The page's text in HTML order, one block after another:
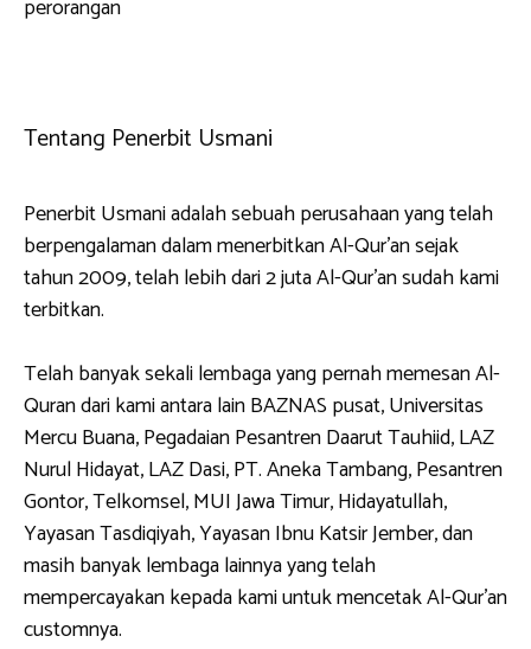
perorangan
Tentang Penerbit Usmani
Penerbit Usmani adalah sebuah perusahaan yang telah
berpengalaman dalam menerbitkan Al-Qur’an sejak
tahun 2009, telah lebih dari 2 juta Al-Qur’an sudah kami
terbitkan.
Telah banyak sekali lembaga yang pernah memesan Al-
Quran dari kami antara lain BAZNAS pusat, Universitas
Mercu Buana, Pegadaian Pesantren Daarut Tauhiid, LAZ
Nurul Hidayat, LAZ Dasi, PT. Aneka Tambang, Pesantren
Gontor, Telkomsel, MUI Jawa Timur, Hidayatullah,
Yayasan Tasdiqiyah, Yayasan Ibnu Katsir Jember, dan
masih banyak lembaga lainnya yang telah
mempercayakan kepada kami untuk mencetak Al-Qur’an
customnya.